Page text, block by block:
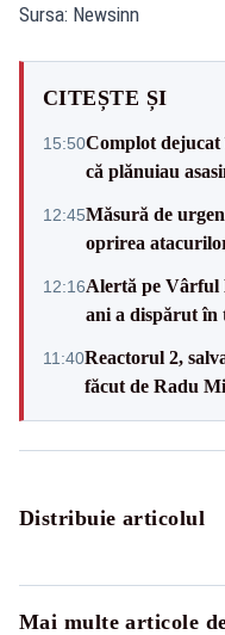
Sursa: Newsinn
CITEȘTE ȘI
15:50Complot dejucat
că plănuiau
12:45Măsură de
oprirea
12:16Alertă pe Vârful
ani a dispărut
11:40Reactorul 2,
făcut de Radu
Distribuie articolul
Mai multe articole